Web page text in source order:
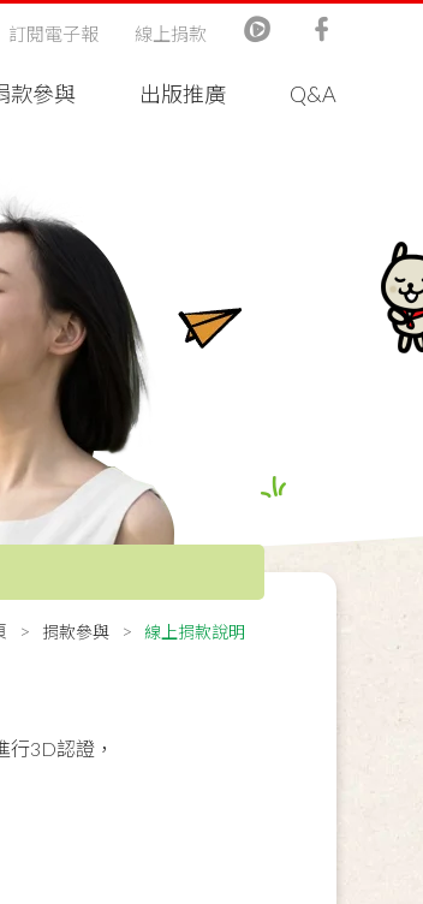
款參與 出版推廣 Q&A
訂閱電子報 線上捐款
捐款參與 線上捐款說明
3D認證，